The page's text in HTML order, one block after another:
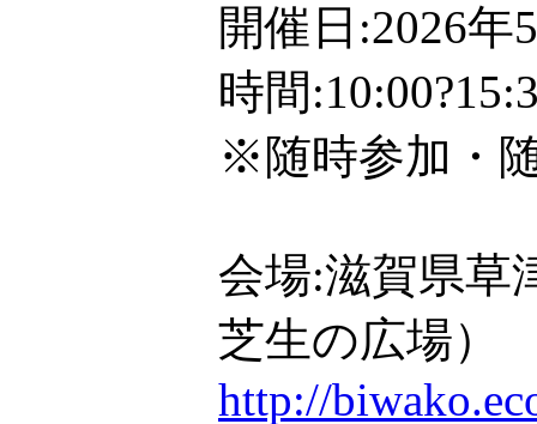
開催日:2026
時間
※随時参加・
会場:滋賀県草
芝生の広場）
http://